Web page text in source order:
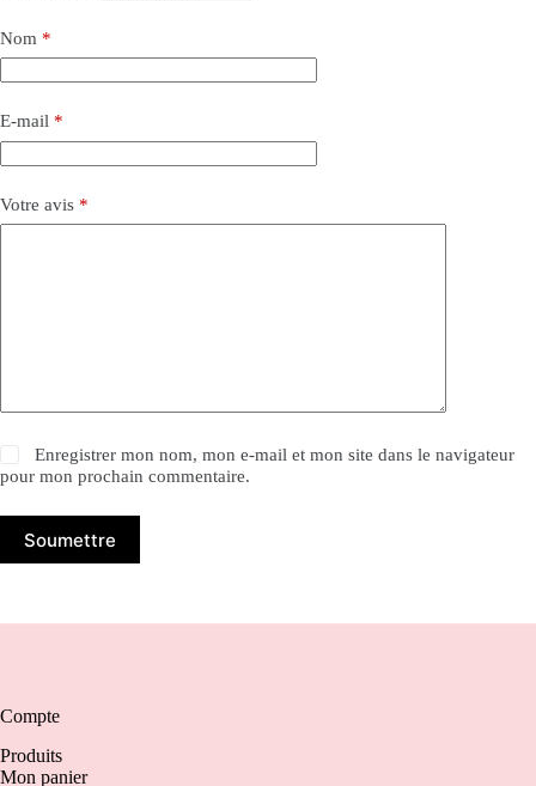
Nom *
E-mail *
Votre avis *
Enregistrer mon nom, mon e-mail et mon site dans le navigateur
pour mon prochain commentaire.
Soumettre
Compte
Produits
Mon panier